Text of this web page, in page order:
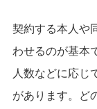
契約する本人や
わせるのが基本
人数などに応じ
があります。ど